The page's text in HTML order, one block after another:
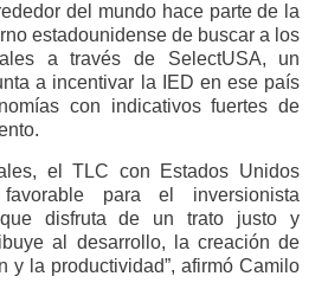
del mundo hace parte de la
estadounidense de buscar a los
a través de SelectUSA, un
a incentivar la IED en ese país
con indicativos fuertes de
el TLC con Estados Unidos
para el inversionista
disfruta de un trato justo y
al desarrollo, la creación de
y la productividad”, afirmó Camilo